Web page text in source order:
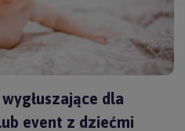
dla
event z dziećmi